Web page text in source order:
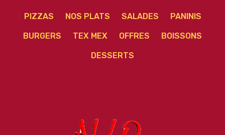
PIZZAS NOS PLATS SALADES PANINIS
BURGERS TEX MEX OFFRES BOISSONS
DESSERTS